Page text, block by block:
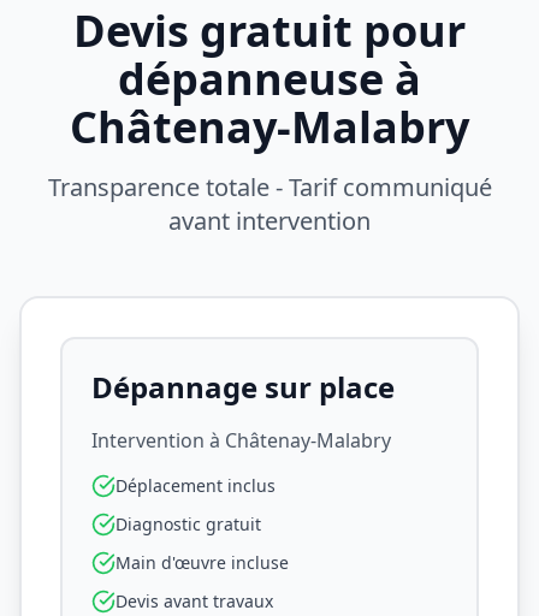
Devis gratuit pour
dépanneuse à
Châtenay-Malabry
Transparence totale - Tarif communiqué
avant intervention
Dépannage sur place
Intervention à Châtenay-Malabry
Déplacement inclus
Diagnostic gratuit
Main d'œuvre incluse
Devis avant travaux